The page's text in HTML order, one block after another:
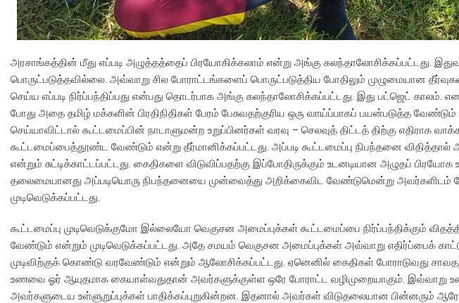
அரசாங்கத்தின் மீது எப்படி அழுத்தத்தைப் பிரயோகிக்கலாம் என்று அங்கு கலந்தாலோசிக்கப்பட்டது.
பொருட்படுத்தவில்லை. அவ்வாறு சில போராட்டங்களைப் பொருட்படுத்திய போதிலும் முழுமையான
செய்ய எப்படி நிர்ப்பந்திப்பது என்பது தொடர்பாக அங்கு கலந்தாலோசிக்கப்பட்டது. இது பட்ஜெட் காலம்.
போது அதை தமிழ் மக்களின் பிரதிநிதிகள் பேரம் பேசுவதற்குரிய ஒரு வாய்ப்பாகப் பயன்படுத்த
செய்யாவிட்டால் கூட்டமைப்பின் நாடாளுமன்ற உறுப்பினர்கள் வரவு – செலவுத் திட்டத் திற்கு எதிராக
கூட்டமைப்பைத்தூண்ட வேண்டும் என்று தீர்மானிக்கப்பட்டது. அப்படி கூட்டமைப்பு நிபந்தனை
என்றும் சுட்டிக்காட்டப்பட்டது. கைதிகளை விடுவிப்பதற்கு இப்போதிருக்கும் உடனடியான அழுதப்
தலைமையானது அப்படியொரு நிபந்தனையை முன்வைத்து அறிக்கைவிட வேண்டுமென்று அவர்களிடம்
முடிவெடுக்கப்பட்டது.
கூட்டமைப்பு முடிவெடுக்குமோ இல்லையோ வெகுசன அமைப்புக்கள் கூட்டமைப்பை நிர்ப்பந்திக்கும்
வேண்டும் என்றும் முடிவெடுக்கப்பட்டது. அதே சமயம் வெகுசன அமைப்புக்கள் அவ்வாறு எதிர்ப்பைக்
முடிவிற்குக் கொண்டு வரவேண்டும் என்றும் ஆலோசிக்கப்பட்டது. ஏனெனில் கைதிகள் போராடுவது
உணவை ஓர் ஆயுதமாக கையாள்வதுதான் அவர்களுக்குள்ள ஒரே போராட்ட வழிமுறையாகும். இவ்வாறு
அவர்களுடைய உள்ளுறுப்புக்கள் பாதிக்கப்புறுகின்றன. இதனால் அவர்கள் விடுதலையான பின்னரும்